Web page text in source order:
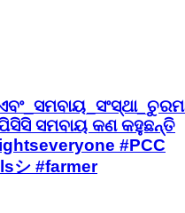
ସମବାୟ କଣ କହୁଛନ୍ତି
#PCC
シ #farmer